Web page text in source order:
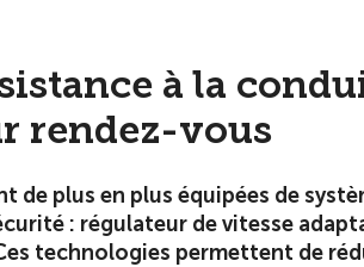
à la
rendez-vous
de plus en plus équipées de
: régulateur de vitesse
technologies permettent de